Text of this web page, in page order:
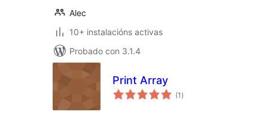
Alec
10+ instalacións activas
Probado con 3.1.4
Print Array
(1 valoracións
totais
)